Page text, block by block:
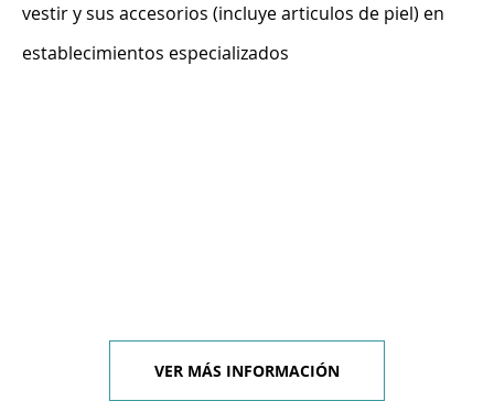
vestir y sus accesorios (incluye articulos de piel) en
establecimientos especializados
VER MÁS INFORMACIÓN